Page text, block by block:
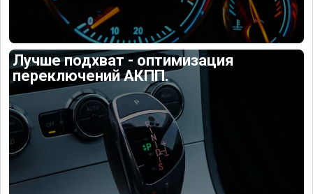
Лучше подхват - оптимизация
переключений АКПП.